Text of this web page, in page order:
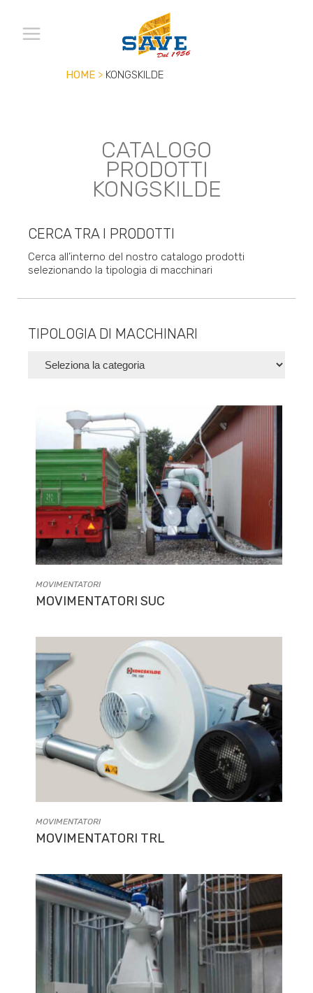
HOME > KONGSKILDE
CATALOGO
PRODOTTI
KONGSKILDE
CERCA TRA I PRODOTTI
Cerca all’interno del nostro catalogo prodotti
selezionando la tipologia di macchinari
TIPOLOGIA DI MACCHINARI
MOVIMENTATORI
MOVIMENTATORI SUC
MOVIMENTATORI
MOVIMENTATORI TRL